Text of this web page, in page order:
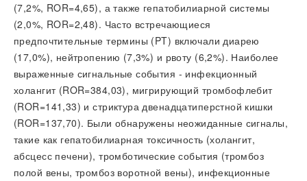
(7,2%, ROR=4,65), а также гепатобилиарной системы
(2,0%, ROR=2,48). Часто встречающиеся
предпочтительные термины (PT) включали диарею
(17,0%), нейтропению (7,3%) и рвоту (6,2%). Наиболее
выраженные сигнальные события - инфекционный
холангит (ROR=384,03), мигрирующий тромбофлебит
(ROR=141,33) и стриктура двенадцатиперстной кишки
(ROR=137,70). Были обнаружены неожиданные сигналы,
такие как гепатобилиарная токсичность (холангит,
абсцесс печени), тромботические события (тромбоз
полой вены, тромбоз воротной вены), инфекционные